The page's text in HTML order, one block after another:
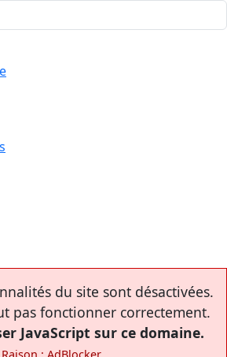
du site sont désactivées.
pas fonctionner correctement.
JavaScript sur ce domaine.